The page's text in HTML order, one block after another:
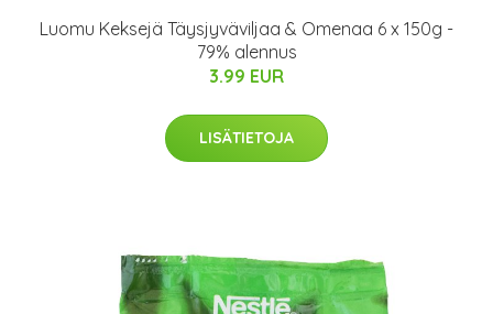
Luomu Keksejä Täysjyväviljaa & Omenaa 6 x 150g -
79% alennus
3.99 EUR
LISÄTIETOJA